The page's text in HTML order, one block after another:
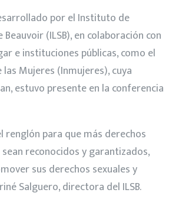
por el Instituto de
(ILSB), en colaboración con
e instituciones públicas, como el
Mujeres (Inmujeres), cuya
estuvo presente en la conferencia
renglón para que más derechos
reconocidos y garantizados,
sus derechos sexuales y
Salguero, directora del ILSB.